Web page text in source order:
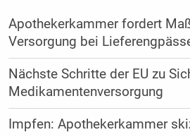
Apothekerkammer fordert
Versorgung bei
Nächste Schritte der EU zu
Medikamentenversorgung
Impfen: Apothekerkammer